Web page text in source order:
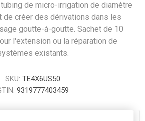
de micro-irrigation de diamètre
de créer des dérivations dans les
goutte-à-goutte. Sachet de 10
l'extension ou la réparation de
existants.
SKU: TE4X6US50
9319777403459